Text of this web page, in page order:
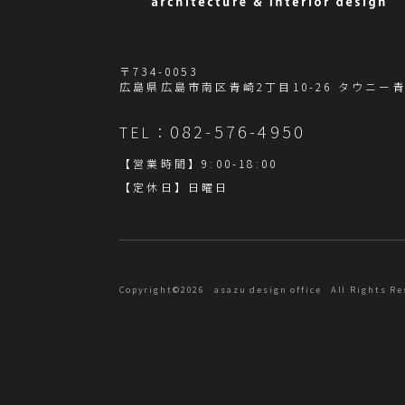
〒734-0053
広島県広島市南区青崎2丁目10-26 タウニー
TEL： 082-576-4950
【営業時間】9:00-18:00
【定休日】日曜日
Copyright©2026 asazu design office All Rights